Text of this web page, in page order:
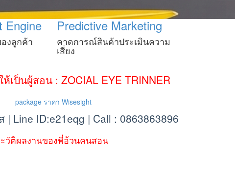
Engine
งลูกค้า
Predictive Marketing
คาดการณ์สินค้าประเมินความ
เสี่ยง
เป็นผู้สอน : ZOCIAL EYE TRINNER
Line ID:e21eqg | Call : 0863863896
วัติผลงานของพี่อ้วนคนสอน